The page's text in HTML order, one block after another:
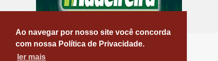
Ao navegar por nosso site você concorda
com nossa Política de Privacidade.
ler mais